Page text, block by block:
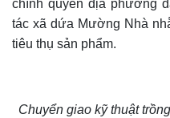
chính quyền địa phương
tác xã dứa Mường Nhà
tiêu thụ sản phẩm.
Chuyển giao kỹ thuật